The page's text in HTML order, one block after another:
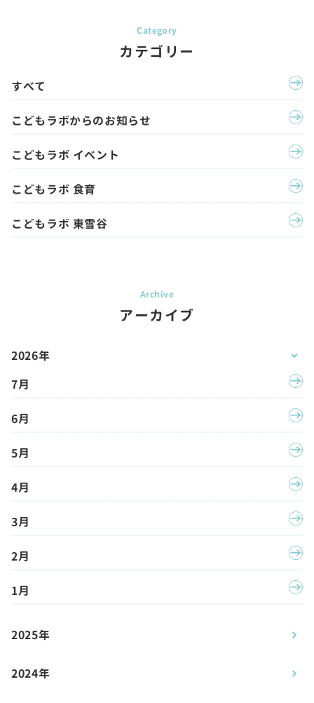
カテゴリー
すべて
こどもラボからのお知らせ
こどもラボ イベント
こどもラボ 食育
こどもラボ 東雪谷
アーカイブ
2026年
7月
6月
5月
4月
3月
2月
1月
2025年
2024年